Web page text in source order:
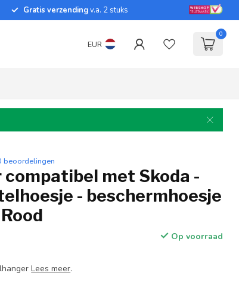
Gratis verzendingv.a. 2 stuks
EUR
0
beoordelingen
compatibel met Skoda -
- beschermhoesje
Op voorraad
Lees meer.